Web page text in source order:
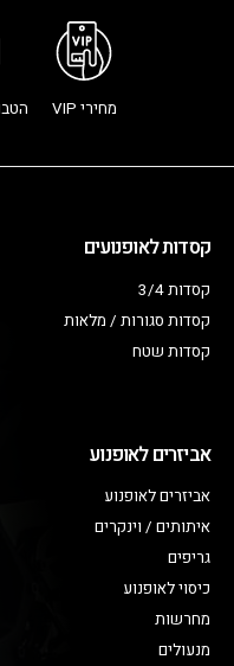
מחירי VIP
קסדות לאופנועים
קסדות 3/4
קסדות סגורות / מלאות
קסדות שטח
אביזרים לאופנוע
אביזרים לאופנוע
איתותים / וינקרים
גריפים
כיסוי לאופנוע
מחרשות
מנעולים